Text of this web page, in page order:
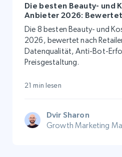
Die besten Beauty- und
Anbieter 2026:
Die 8 besten Beauty- und
2026, bewertet nach
Datenqualität, Anti-Bot-
Preisgestaltung.
21 min lesen
Dvir Sharon
Growth Marketing